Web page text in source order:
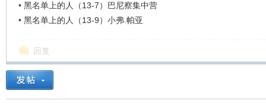
• 黑名单上的人（13-7）巴尼察集中营
• 黑名单上的人（13-9）小弗.帕亚
回复